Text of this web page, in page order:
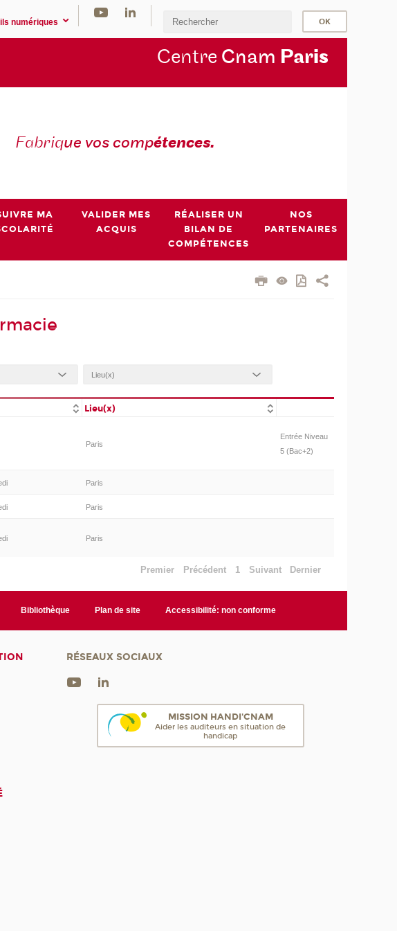
numériques
Centre Cnam Paris
Fabrique vos compétences.
MA
VALIDER MES
ACQUIS
RÉALISER UN
BILAN DE
COMPÉTENCES
NOS
PARTENAIRES
Lieu(x)
Paris
Entrée Niveau
5 (Bac+2)
Paris
Paris
Paris
Premier Précédent 1 Suivant Dernier
Bibliothèque Plan de site Accessibilité: non conforme
RÉSEAUX SOCIAUX
MISSION HANDI'CNAM
Aider les auditeurs en situation de
handicap